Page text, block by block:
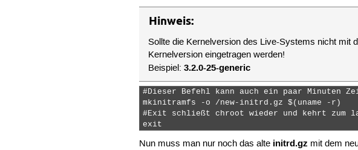
Hinweis:
Sollte die Kernelversion des Live-Systems nicht
Kernelversion eingetragen werden!
Beispiel:3.2.0-25-generic
#Dieser Befehl kann auch ein paar Minuten
mkinitramfs -o /new-initrd.gz $(uname -r)
#Exit schließt chroot wieder und kehrt zum
exit
Nun muss man nur noch das alte initrd.gz mit dem